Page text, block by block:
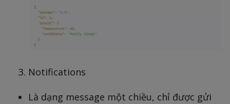
Notifications
Là dạng message một chiều, chỉ được gửi